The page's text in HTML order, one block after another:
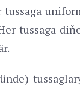
tussaga